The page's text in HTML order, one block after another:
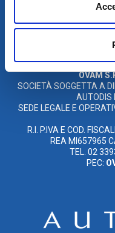
È UN
OVAM
SOCIETÀ SOGGETTA A
AUTODIS
SEDE LEGALE E
R.I. P.IVA E COD.
REA MI657965
TEL. 02
PEC: